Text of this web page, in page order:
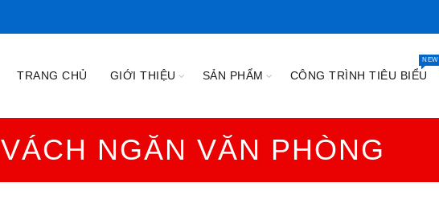
TRANG CHỦ GIỚI THIỆU SẢN PHẨM CÔNG TRÌNH TIÊU BIỂU
NEW
VÁCH NGĂN VĂN PHÒNG